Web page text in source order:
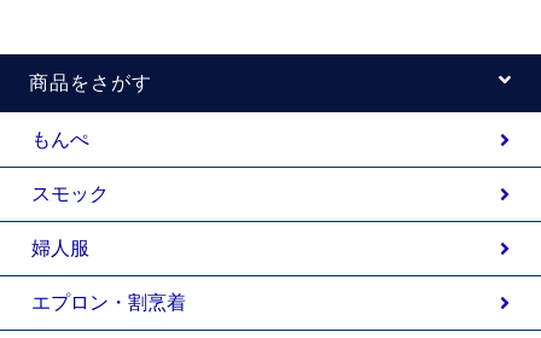
商品をさがす
もんぺ
スモック
婦人服
エプロン・割烹着